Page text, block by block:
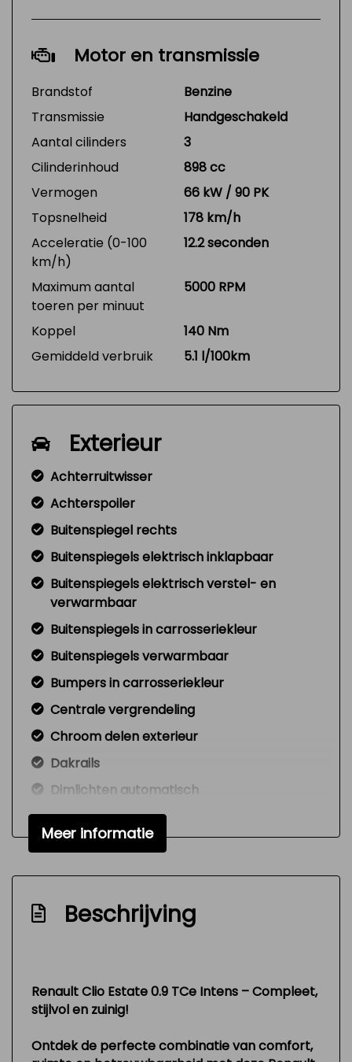
Motor en transmissie
Brandstof
Benzine
Transmissie
Handgeschakeld
Aantal cilinders
3
Cilinderinhoud
898 cc
Vermogen
66 kW / 90 PK
Topsnelheid
178 km/h
Acceleratie (0-100
km/h)
12.2 seconden
Maximum aantal
toeren per minuut
5000 RPM
Koppel
140 Nm
Gemiddeld verbruik
5.1 l/100km
Exterieur
Achterruitwisser
Achterspoiler
Buitenspiegel rechts
Buitenspiegels elektrisch inklapbaar
Buitenspiegels elektrisch verstel- en
verwarmbaar
Buitenspiegels in carrosseriekleur
Buitenspiegels verwarmbaar
Bumpers in carrosseriekleur
Centrale vergrendeling
Chroom delen exterieur
Dakrails
Dimlichten automatisch
Extra getint glas achter
Keyless entry
Lichtmetalen velgen 16"
Interieur
Achterbank in delen neerklapbaar
Meer informatie
Beschrijving
Renault Clio Estate 0.9 TCe Intens – Compleet,
stijlvol en zuinig!
Ontdek de perfecte combinatie van comfort,